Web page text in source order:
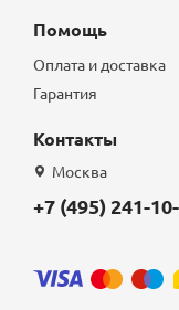
Помощь
Оплата и доставка
Гарантия
Контакты
Москва
+7 (495) 241-